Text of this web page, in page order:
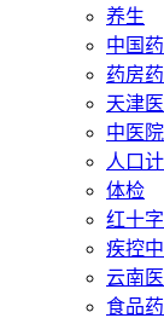
养生
中国
药房
天津
中医院
人口
体检
红十
疾控
云南
食品